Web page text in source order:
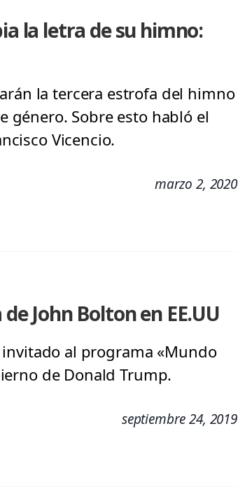
la letra de su himno:
la tercera estrofa del himno
género. Sobre esto habló el
Vicencio.
marzo 2, 2020
John Bolton en EE.UU
invitado al programa «Mundo
de Donald Trump.
septiembre 24, 2019